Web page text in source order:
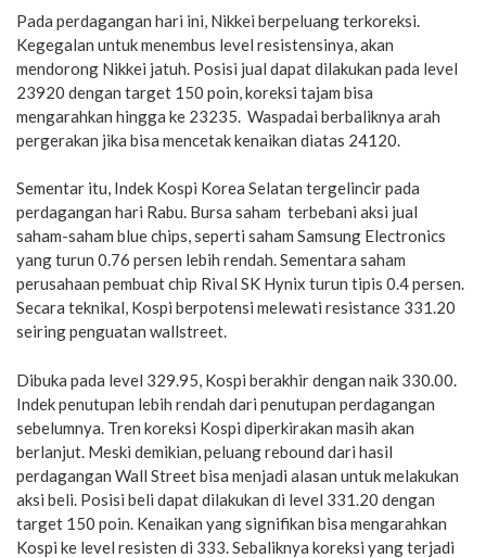
Pada perdagangan hari ini, Nikkei berpeluang terkoreksi.
Kegegalan untuk menembus level resistensinya, akan
mendorong Nikkei jatuh. Posisi jual dapat dilakukan pada level
23920 dengan target 150 poin, koreksi tajam bisa
mengarahkan hingga ke 23235. Waspadai berbaliknya arah
pergerakan jika bisa mencetak kenaikan diatas 24120.
Sementar itu, Indek Kospi Korea Selatan tergelincir pada
perdagangan hari Rabu. Bursa saham terbebani aksi jual
saham-saham blue chips, seperti saham Samsung Electronics
yang turun 0.76 persen lebih rendah. Sementara saham
perusahaan pembuat chip Rival SK Hynix turun tipis 0.4 persen.
Secara teknikal, Kospi berpotensi melewati resistance 331.20
seiring penguatan wallstreet.
Dibuka pada level 329.95, Kospi berakhir dengan naik 330.00.
Indek penutupan lebih rendah dari penutupan perdagangan
sebelumnya. Tren koreksi Kospi diperkirakan masih akan
berlanjut. Meski demikian, peluang rebound dari hasil
perdagangan Wall Street bisa menjadi alasan untuk melakukan
aksi beli. Posisi beli dapat dilakukan di level 331.20 dengan
target 150 poin. Kenaikan yang signifikan bisa mengarahkan
Kospi ke level resisten di 333. Sebaliknya koreksi yang terjadi